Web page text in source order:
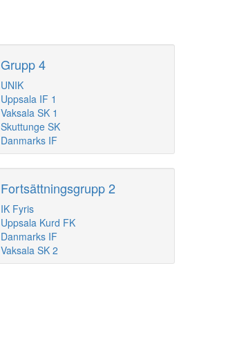
Grupp 4
UNIK
Uppsala IF 1
Vaksala SK 1
Skuttunge SK
Danmarks IF
Fortsättningsgrupp 2
IK Fyris
Uppsala Kurd FK
Danmarks IF
Vaksala SK 2